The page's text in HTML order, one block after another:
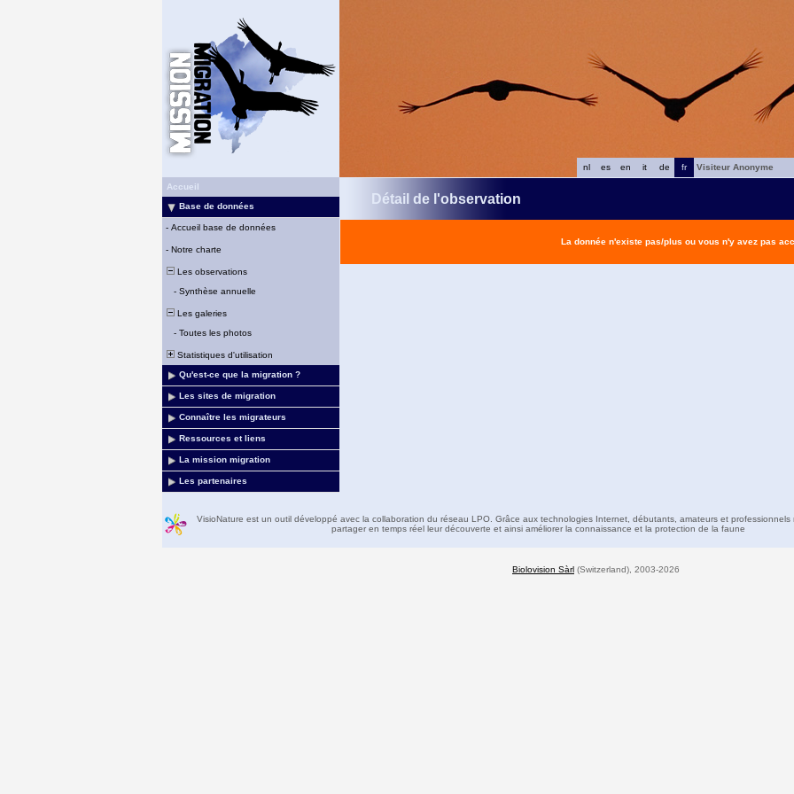
fr
de
it
en
es
nl
Visiteur Anonyme
Accueil
Base de données
- Accueil base de données
- Notre charte
Les observations
- Synthèse annuelle
Les galeries
- Toutes les photos
Statistiques d'utilisation
Qu'est-ce que la migration ?
Les sites de migration
Connaître les migrateurs
Ressources et liens
La mission migration
Les partenaires
Détail de l'observation
La donnée n'existe pas/plus ou vous n'y avez pas
VisioNature est un outil développé avec la collaboration du réseau LPO. Grâce aux technologies Internet, débutants, amateurs et professionnels
partager en temps réel leur découverte et ainsi améliorer la connaissance et la protection de la faune
Biolovision Sàrl (Switzerland), 2003-2026